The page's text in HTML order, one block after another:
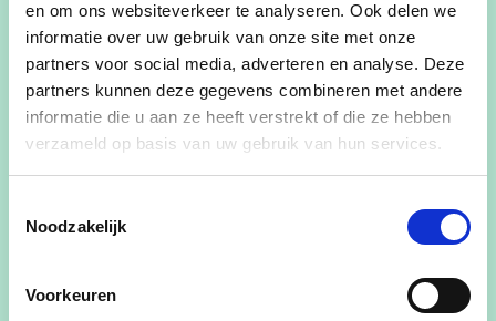
en om ons websiteverkeer te analyseren. Ook delen we
informatie over uw gebruik van onze site met onze
partners voor social media, adverteren en analyse. Deze
partners kunnen deze gegevens combineren met andere
informatie die u aan ze heeft verstrekt of die ze hebben
verzameld op basis van uw gebruik van hun services.
Noodzakelijk
Voorkeuren
sonjavaesen@hotmail.com